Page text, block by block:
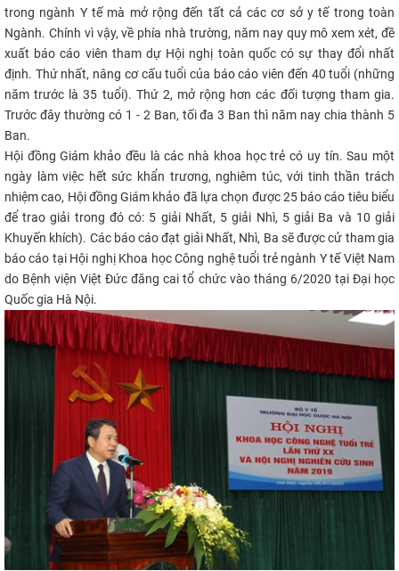
trong ngành Y tế mà mở rộng đến tất cả các cơ sở y tế trong toàn
Ngành. Chính vì vậy, về phía nhà trường, năm nay quy mô xem xét, đề
xuất báo cáo viên tham dự Hội nghị toàn quốc có sự thay đổi nhất
định. Thứ nhất, nâng cơ cấu tuổi của báo cáo viên đến 40 tuổi (những
năm trước là 35 tuổi). Thứ 2, mở rộng hơn các đối tượng tham gia.
Trước đây thường có 1 - 2 Ban, tối đa 3 Ban thì năm nay chia thành 5
Ban.
Hội đồng Giám khảo đều là các nhà khoa học trẻ có uy tín. Sau một
ngày làm việc hết sức khẩn trương, nghiêm túc, với tinh thần trách
nhiệm cao, Hội đồng Giám khảo đã lựa chọn được 25 báo cáo tiêu biểu
để trao giải trong đó có: 5 giải Nhất, 5 giải Nhì, 5 giải Ba và 10 giải
Khuyến khích). Các báo cáo đạt giải Nhất, Nhì, Ba sẽ được cử tham gia
báo cáo tại Hội nghị Khoa học Công nghệ tuổi trẻ ngành Y tế Việt Nam
do Bệnh viện Việt Đức đăng cai tổ chức vào tháng 6/2020 tại Đại học
Quốc gia Hà Nội.